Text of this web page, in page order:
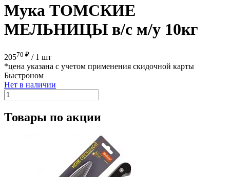
Мука ТОМСКИЕ
МЕЛЬНИЦЫ в/с м/у 10кг
20570 ₽ / 1 шт
*цена указана с учетом применения скидочной карты
Быстроном
Нет в наличии
Товары по акции